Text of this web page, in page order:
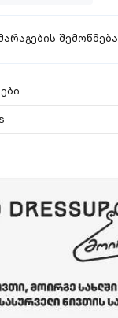
შემოწმება